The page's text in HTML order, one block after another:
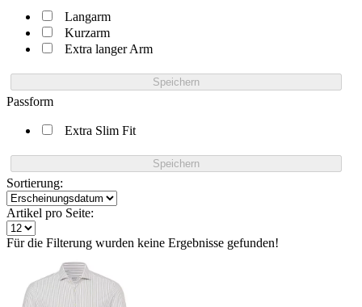
Langarm
Kurzarm
Extra langer Arm
Speichern
Passform
Extra Slim Fit
Speichern
Sortierung:
Artikel pro Seite:
Für die Filterung wurden keine Ergebnisse gefunden!